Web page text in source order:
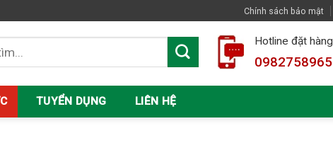
Chính sách bảo mật
Hotline đặt hàng
0982758965
TUYỂN DỤNG LIÊN HỆ